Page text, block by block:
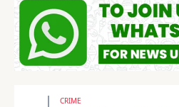
CRIME